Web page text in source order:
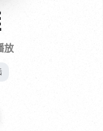
放